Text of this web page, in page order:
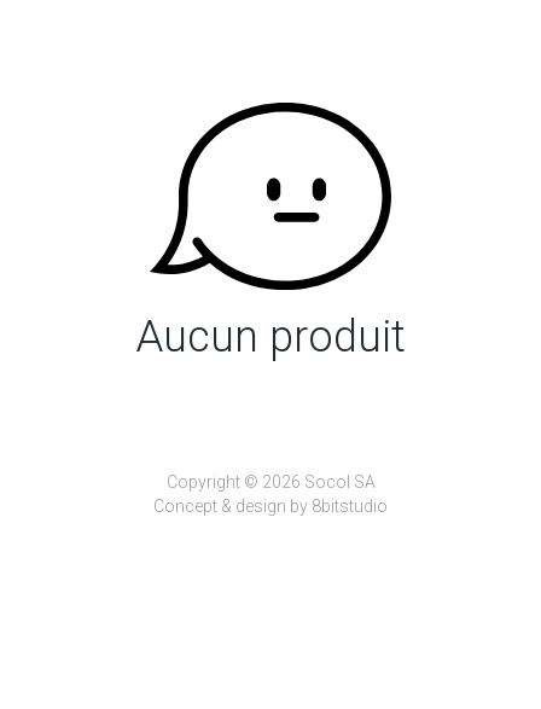
Aucun produit
Copyright © 2026 Socol SA
Concept & design by 8bitstudio